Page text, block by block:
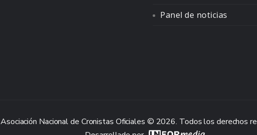
Panel de noticias
Asociación Nacional de Cronistas Oficiales © 2026. Todos los derechos